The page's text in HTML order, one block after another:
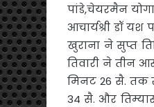
पांडे,चेयरमैन
आचार्यश्री डॉ
खुराना ने सुप्त
तिवारी ने तीन
मिनट 26 सै. तक
34 सै. और